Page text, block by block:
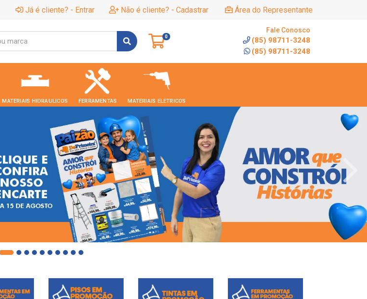
Já é cliente? - Entrar Não é cliente? - Cadastrar Área do Representante
0
Fale Conosco
(85) 98711-3248
(85) 98711-3248
MATERIAIS HIDRAULICOS FERRAMENTAS MATERIAIS ELETRICOS